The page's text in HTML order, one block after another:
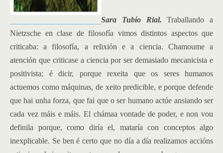
Sara Tubío Rial.Traballando a
Nietzsche en clase de filosofía vimos distintos aspectos que
criticaba: a filosofía, a relixión e a ciencia. Chamoume a
atención que criticase a ciencia por ser demasiado mecanicista e
positivista; é dicir, porque rexeita que os seres humanos
actuemos como máquinas, de xeito predicible, e porque defende
que hai unha forza, que fai que o ser humano actúe ansiando ser
cada vez máis e máis. El chámaa vontade de poder, e non vou
definila porque, como diría el, mataría con conceptos algo
inexplicable. Se ben é certo que no día a día realizamos accións